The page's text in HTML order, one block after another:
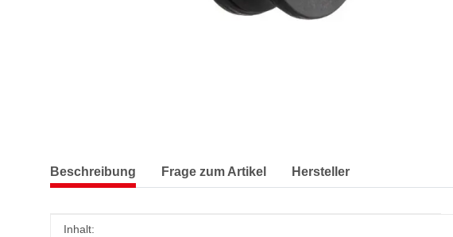
Beschreibung Frage zum Artikel Hersteller
Produkteigenschaft
Wert
Inhalt: